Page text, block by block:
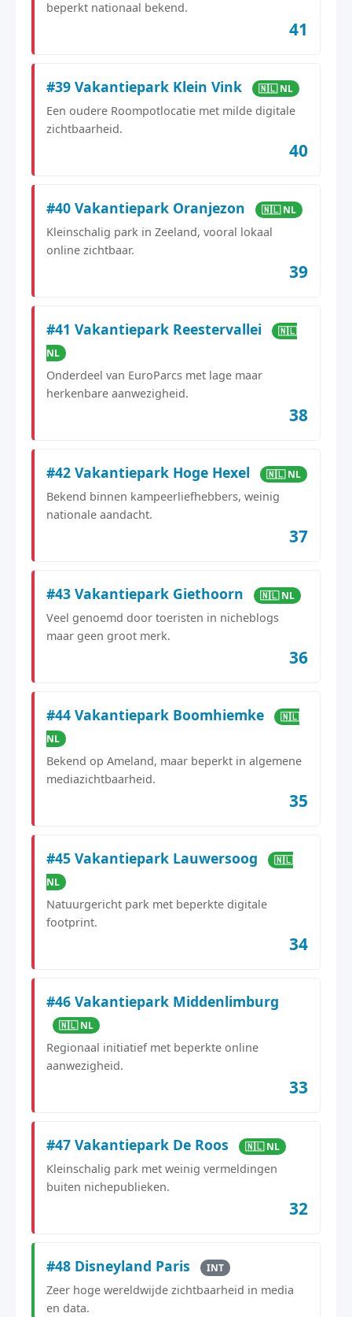
beperkt nationaal bekend.
41
#39 Vakantiepark Klein Vink 🇳🇱 NL
Een oudere Roompotlocatie met milde digitale
zichtbaarheid.
40
#40 Vakantiepark Oranjezon 🇳🇱 NL
Kleinschalig park in Zeeland, vooral lokaal
online zichtbaar.
39
#41 Vakantiepark Reestervallei
🇳🇱
NL
Onderdeel van EuroParcs met lage maar
herkenbare aanwezigheid.
38
#42 Vakantiepark Hoge Hexel 🇳🇱 NL
Bekend binnen kampeerliefhebbers, weinig
nationale aandacht.
37
#43 Vakantiepark Giethoorn 🇳🇱 NL
Veel genoemd door toeristen in nicheblogs
maar geen groot merk.
36
#44 Vakantiepark Boomhiemke
🇳🇱
NL
Bekend op Ameland, maar beperkt in algemene
mediazichtbaarheid.
35
#45 Vakantiepark Lauwersoog
🇳🇱
NL
Natuurgericht park met beperkte digitale
footprint.
34
#46 Vakantiepark Middenlimburg
🇳🇱 NL
Regionaal initiatief met beperkte online
aanwezigheid.
33
#47 Vakantiepark De Roos 🇳🇱 NL
Kleinschalig park met weinig vermeldingen
buiten nichepublieken.
32
#48 Disneyland Paris INT
Zeer hoge wereldwijde zichtbaarheid in media
en data.